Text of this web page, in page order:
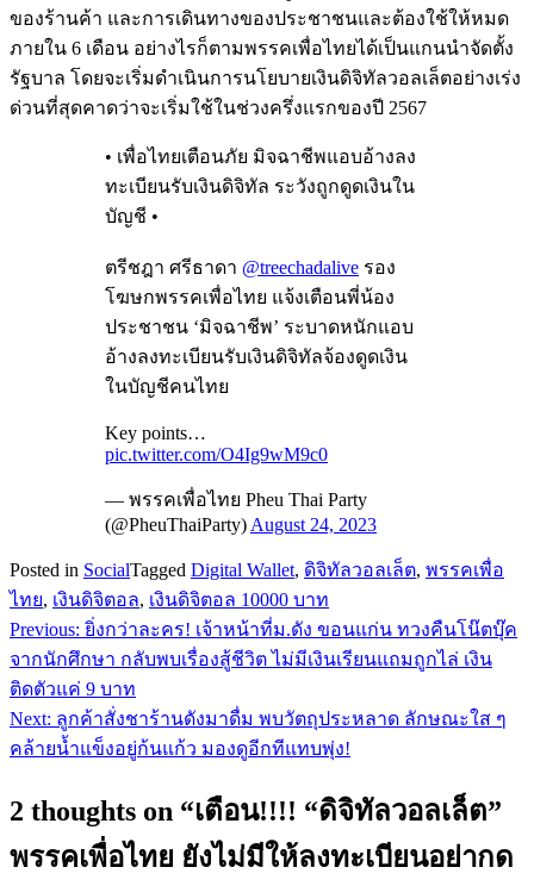
ของร้านค้า และการเดินทางของประชาชนและต้องใช้ให้หมด
ภายใน 6 เดือน อย่างไรก็ตามพรรคเพื่อไทยได้เป็นแกนนำจัดตั้ง
รัฐบาล โดยจะเริ่มดำเนินการนโยบายเงินดิจิทัลวอลเล็ตอย่างเร่ง
ด่วนที่สุดคาดว่าจะเริ่มใช้ในช่วงครึ่งแรกของปี 2567
• เพื่อไทยเตือนภัย มิจฉาชีพแอบอ้างลง
ทะเบียนรับเงินดิจิทัล ระวังถูกดูดเงินใน
บัญชี •
ตรีชฎา ศรีธาดา @treechadalive รอง
โฆษกพรรคเพื่อไทย แจ้งเตือนพี่น้อง
ประชาชน ‘มิจฉาชีพ’ ระบาดหนักแอบ
อ้างลงทะเบียนรับเงินดิจิทัลจ้องดูดเงิน
ในบัญชีคนไทย
Key points…
pic.twitter.com/O4Ig9wM9c0
— พรรคเพื่อไทย Pheu Thai Party
(@PheuThaiParty) August 24, 2023
Posted in SocialTagged Digital Wallet, ดิจิทัลวอลเล็ต, พรรคเพื่อ
ไทย, เงินดิจิตอล, เงินดิจิตอล 10000 บาท
แนะแนว
เรื่อง
Previous: ยิ่งกว่าละคร! เจ้าหน้าที่ม.ดัง ขอนแก่น ทวงคืนโน๊ตบุ๊ค
จากนักศึกษา กลับพบเรื่องสู้ชีวิต ไม่มีเงินเรียนแถมถูกไล่ เงิน
ติดตัวแค่ 9 บาท
Next: ลูกค้าสั่งชาร้านดังมาดื่ม พบวัตถุประหลาด ลักษณะใส ๆ
คล้ายน้ำแข็งอยู่ก้นแก้ว มองดูอีกทีแทบพุ่ง!
2 thoughts on “เตือน!!!! “ดิจิทัลวอลเล็ต”
พรรคเพื่อไทย ยังไม่มีให้ลงทะเบียนอย่ากด